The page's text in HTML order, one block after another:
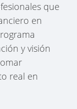
que
en
y visión
real en